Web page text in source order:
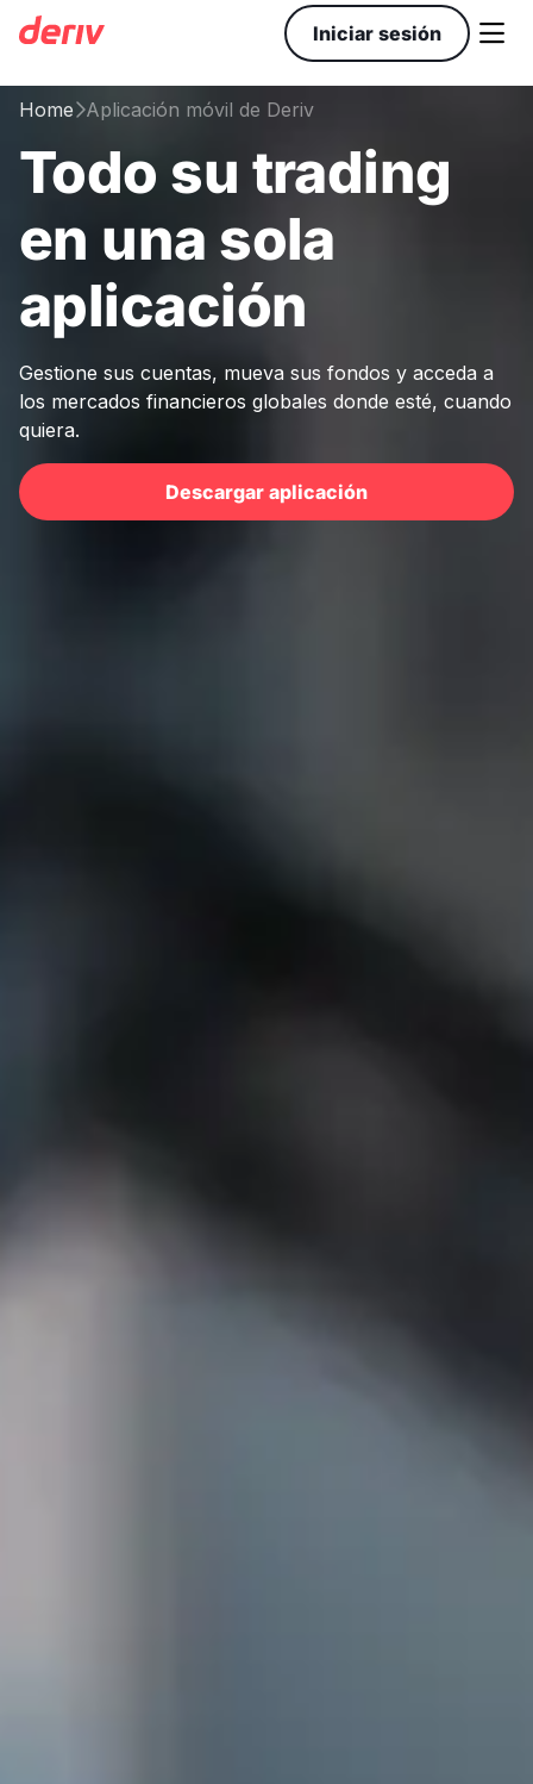
Iniciar sesión 
HomeAplicación móvil de Deriv
Todo su trading
en una sola
aplicación
Gestione sus cuentas, mueva sus fondos y acceda a
los mercados financieros globales donde esté, cuando
quiera.
Descargar aplicación